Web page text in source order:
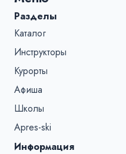
Разделы
Каталог
Инструкторы
Курорты
Афиша
Школы
Apres-ski
Информация